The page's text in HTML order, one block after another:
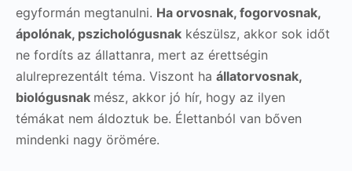
egyformán megtanulni. Ha orvosnak, fogorvosnak,
ápolónak, pszichológusnak készülsz, akkor sok időt
ne fordíts az állattanra, mert az érettségin
alulreprezentált téma. Viszont ha állatorvosnak,
biológusnak mész, akkor jó hír, hogy az ilyen
témákat nem áldoztuk be. Élettanból van bőven
mindenki nagy örömére.